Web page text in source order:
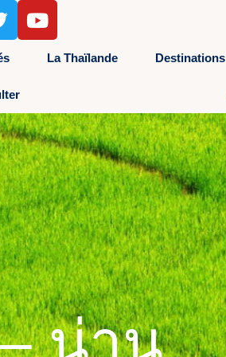
i
Y
o
u
b
e
La Thaïlande Destinations
น่าน